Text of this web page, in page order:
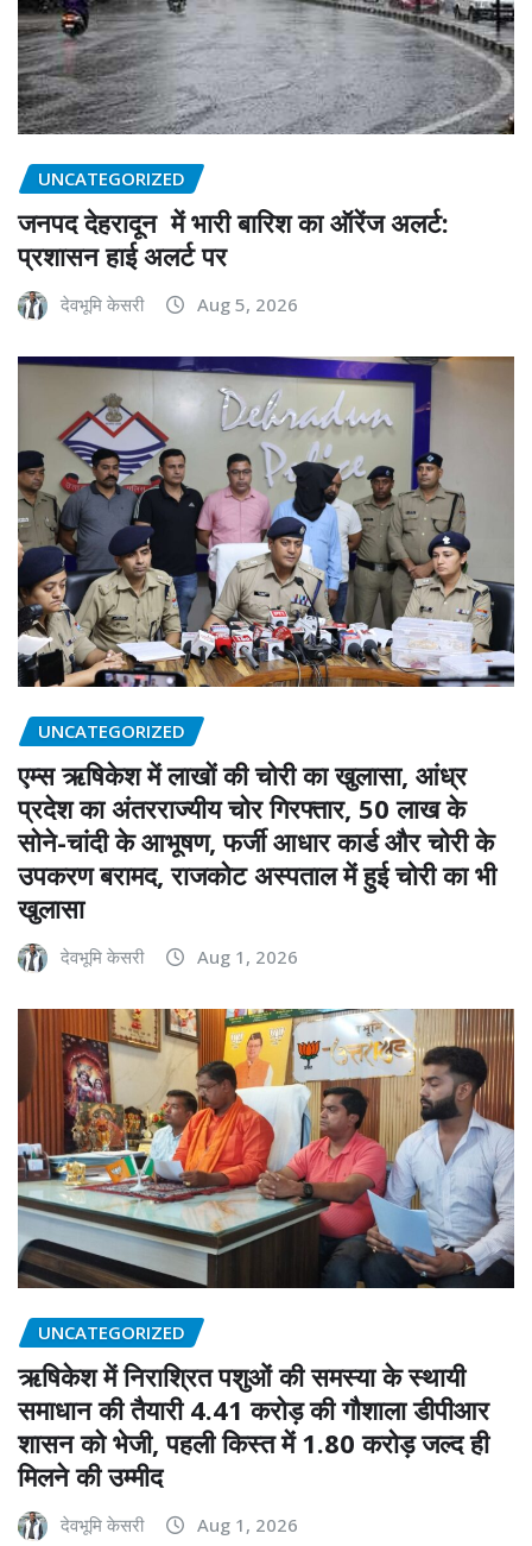
UNCATEGORIZED
जनपद देहरादून में भारी बारिश का ऑरेंज अलर्ट:
प्रशासन हाई अलर्ट पर
देवभूमि केसरी Aug 5, 2026
UNCATEGORIZED
एम्स ऋषिकेश में लाखों की चोरी का खुलासा, आंध्र
प्रदेश का अंतरराज्यीय चोर गिरफ्तार, 50 लाख के
सोने-चांदी के आभूषण, फर्जी आधार कार्ड और चोरी के
उपकरण बरामद, राजकोट अस्पताल में हुई चोरी का भी
खुलासा
देवभूमि केसरी Aug 1, 2026
UNCATEGORIZED
ऋषिकेश में निराश्रित पशुओं की समस्या के स्थायी
समाधान की तैयारी 4.41 करोड़ की गौशाला डीपीआर
शासन को भेजी, पहली किस्त में 1.80 करोड़ जल्द ही
मिलने की उम्मीद
देवभूमि केसरी Aug 1, 2026